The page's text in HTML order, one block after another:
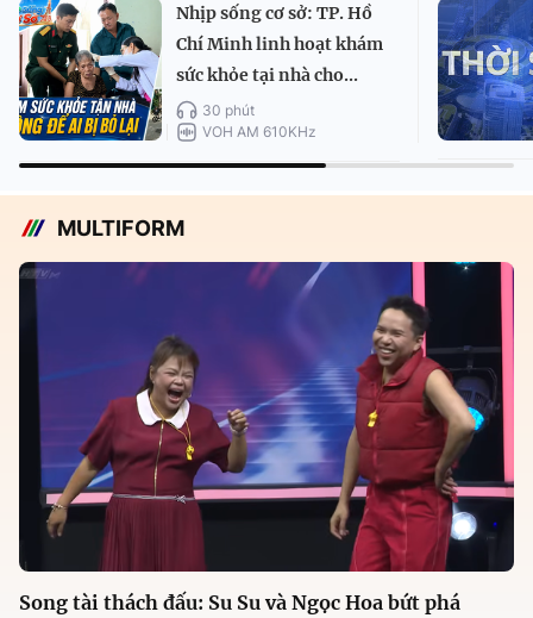
Nhịp sống cơ sở: TP. Hồ
Chí Minh linh hoạt khám
sức khỏe tại nhà cho...
30 phút
VOH AM 610KHz
MULTIFORM
Song tài thách đấu: Su Su và Ngọc Hoa bứt phá